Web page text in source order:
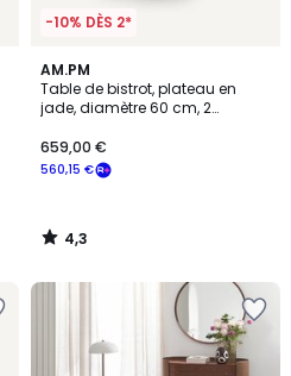
-10% DÈS 2*
AM.PM
Table de bistrot, plateau en
jade, diamètre 60 cm, 2
560,15 €
659,00 €
4,3
/ 5
4,3
/